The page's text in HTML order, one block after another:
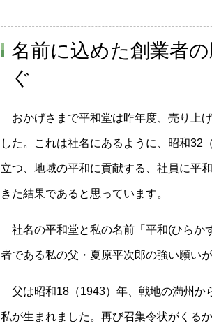
名前に込めた創業者
ぐ
おかげさまで平和堂は昨年度、売り上
した。これは社名にあるように、昭和32
立つ、地域の平和に貢献する、社員に
きた結果であると思っています。
社名の平和堂と私の名前「平和(ひらか
者である私の父・夏原平次郎の強い願い
父は昭和18（1943）年、戦地の満州か
私が生まれました。再び召集令状がくる